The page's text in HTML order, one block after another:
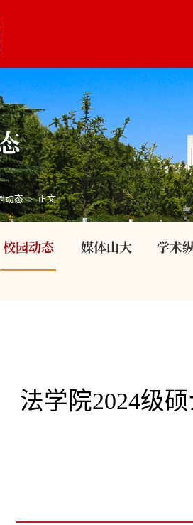
动态 > 正文
校园动态 媒体山大 学术
法学院2024级